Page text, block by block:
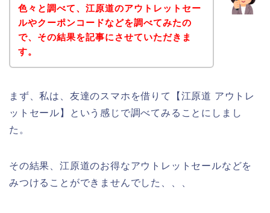
色々と調べて、江原道のアウトレットセー
ルやクーポンコードなどを調べてみたの
で、その結果を記事にさせていただきま
す。
まず、私は、友達のスマホを借りて【江原道 アウトレ
ットセール】という感じで調べてみることにしまし
た。
その結果、江原道のお得なアウトレットセールなどを
みつけることができませんでした、、、